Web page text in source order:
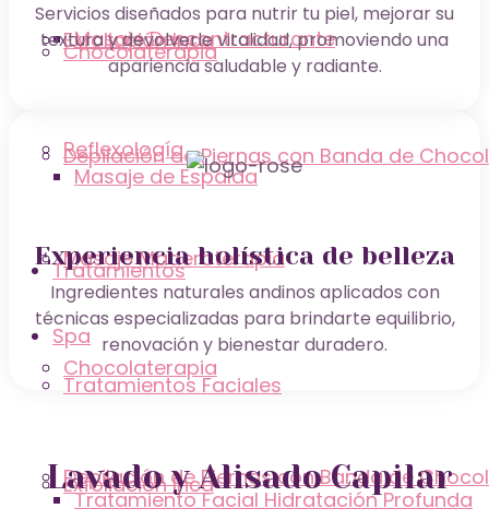
Masaje Descontracturante
Masaje de Espalda
Spa
Exfoliación Inca
Chocolaterapia
Depilación de Piernas con Banda de
Tratamientos
Tratamientos Faciales
Tratamiento Facial Hidratación Profunda
Exfoliación Inca
Reflexología
Masaje Maderoterapia
Chocolaterapia
Depilación de Piernas con Banda de
Servicios diseñados para nutrir tu piel, mejorar su
textura y devolverle vitalidad, promoviendo una
apariencia saludable y radiante.
Experiencia holística de belleza
Ingredientes naturales andinos aplicados con
técnicas especializadas para brindarte equilibrio,
renovación y bienestar duradero.
Lavado y Alisado Capilar